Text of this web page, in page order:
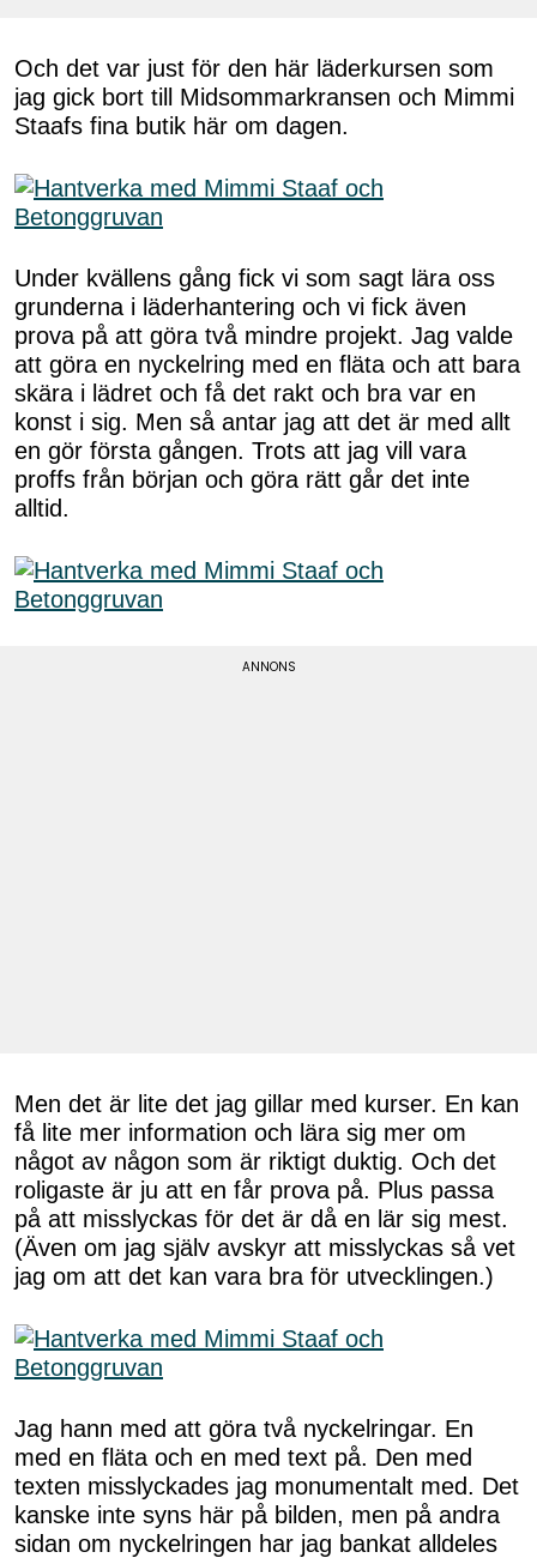
Och det var just för den här läderkursen som
jag gick bort till Midsommarkransen och Mimmi
Staafs fina butik här om dagen.
Under kvällens gång fick vi som sagt lära oss
grunderna i läderhantering och vi fick även
prova på att göra två mindre projekt. Jag valde
att göra en nyckelring med en fläta och att bara
skära i lädret och få det rakt och bra var en
konst i sig. Men så antar jag att det är med allt
en gör första gången. Trots att jag vill vara
proffs från början och göra rätt går det inte
alltid.
Men det är lite det jag gillar med kurser. En kan
få lite mer information och lära sig mer om
något av någon som är riktigt duktig. Och det
roligaste är ju att en får prova på. Plus passa
på att misslyckas för det är då en lär sig mest.
(Även om jag själv avskyr att misslyckas så vet
jag om att det kan vara bra för utvecklingen.)
Jag hann med att göra två nyckelringar. En
med en fläta och en med text på. Den med
texten misslyckades jag monumentalt med. Det
kanske inte syns här på bilden, men på andra
sidan om nyckelringen har jag bankat alldeles